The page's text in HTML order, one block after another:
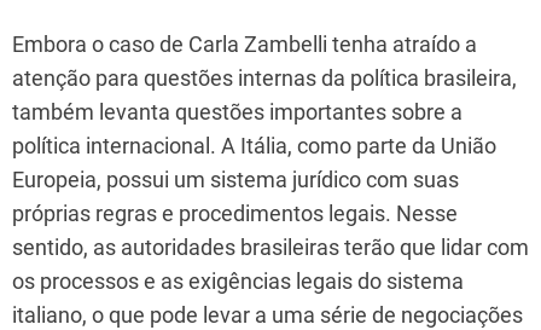
Embora o caso de Carla Zambelli tenha atraído a
atenção para questões internas da política brasileira,
também levanta questões importantes sobre a
política internacional. A Itália, como parte da União
Europeia, possui um sistema jurídico com suas
próprias regras e procedimentos legais. Nesse
sentido, as autoridades brasileiras terão que lidar com
os processos e as exigências legais do sistema
italiano, o que pode levar a uma série de negociações